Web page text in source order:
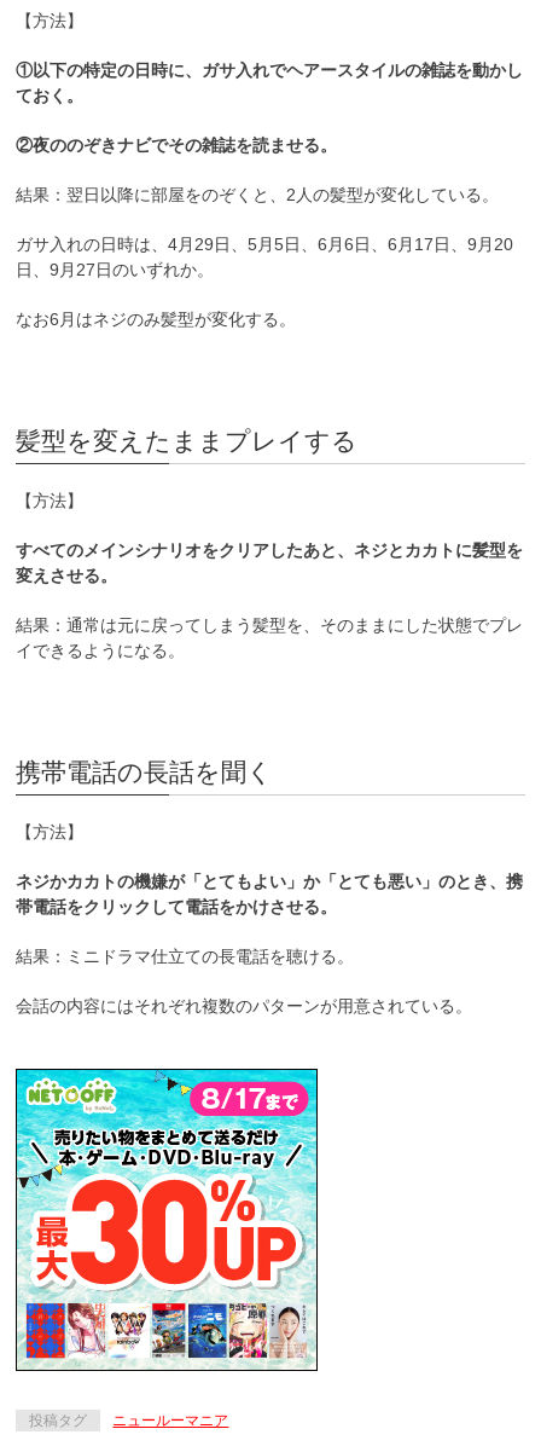
【方法】
①以下の特定の日時に、ガサ入れでヘアースタイルの雑誌を動かし
ておく。
②夜ののぞきナビでその雑誌を読ませる。
結果：翌日以降に部屋をのぞくと、2人の髪型が変化している。
ガサ入れの日時は、4月29日、5月5日、6月6日、6月17日、9月20
日、9月27日のいずれか。
なお6月はネジのみ髪型が変化する。
髪型を変えたままプレイする
【方法】
すべてのメインシナリオをクリアしたあと、ネジとカカトに髪型を
変えさせる。
結果：通常は元に戻ってしまう髪型を、そのままにした状態でプレ
イできるようになる。
携帯電話の長話を聞く
【方法】
ネジかカカトの機嫌が「とてもよい」か「とても悪い」のとき、携
帯電話をクリックして電話をかけさせる。
結果：ミニドラマ仕立ての長電話を聴ける。
会話の内容にはそれぞれ複数のパターンが用意されている。
投稿タグ ニュールーマニア